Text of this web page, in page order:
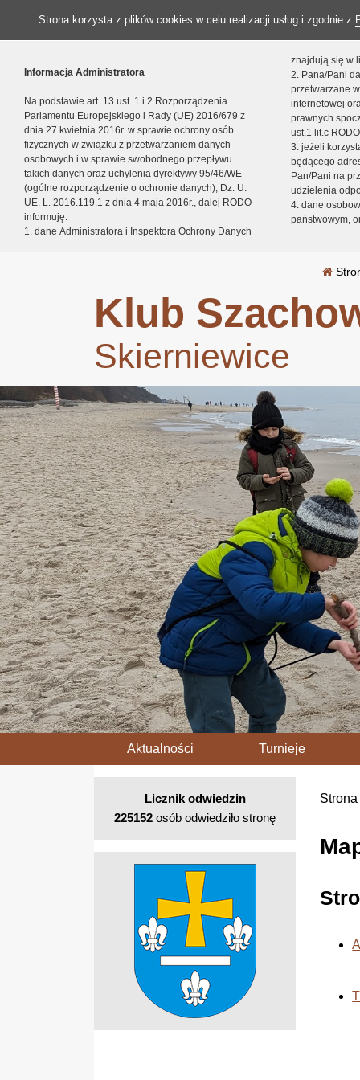
Strona korzysta z plików cookies w celu realizacji usług i zgodnie z
Informacja Administratora
Na podstawie art. 13 ust. 1 i 2 Rozporządzenia
Parlamentu Europejskiego i Rady (UE) 2016/679 z
dnia 27 kwietnia 2016r. w sprawie ochrony osób
fizycznych w związku z przetwarzaniem danych
osobowych i w sprawie swobodnego przepływu
takich danych oraz uchylenia dyrektywy 95/46/WE
(ogólne rozporządzenie o ochronie danych), Dz. U.
UE. L. 2016.119.1 z dnia 4 maja 2016r., dalej RODO
informuję:
1. dane Administratora i Inspektora Ochrony Danych
znajdują się w
2. Pana/Pani
przetwarzane
internetowej
prawnych
ust.1 lit.c
3. jeżeli
będącego
Pan/Pani na
udzielenia
4. dane
państwowym,
Klub
Skierniewice
Aktualności Turnieje
Licznik odwiedzin
225152 osób odwiedziło stronę
Strona